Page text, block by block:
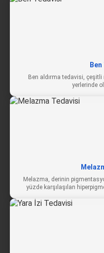
Ben aldırma tedavisi, çeşitli
yerlerinde
Melazma, derinin
yüzde karşılaşılan